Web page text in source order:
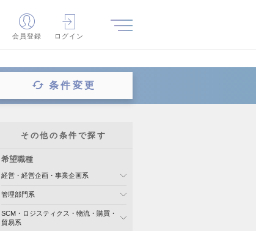
会員登録 ログイン
条件変更
その他の条件で探す
希望職種
経営・経営企画・事業企画系
管理部門系
SCM・ロジスティクス・物流・購買・
貿易系